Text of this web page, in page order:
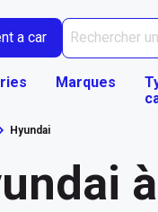
a car
Marques
Hyundai